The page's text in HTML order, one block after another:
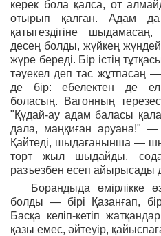
керек бола қалса, от
отырып қалған. Адам
қатыгездігіне
десең болды, жүйкең жүндей
жүре береді. Бір істің
тәуекел деп тас жұтпасаң
де бір: ебелектен де
боласың. Вагонның
"Құдай-ау адам баласы
дала, маңқиған аруана!"
Қайтеді, шыдағанынша —
торт жыл шыдайды,
разъезбен есеп айырысады
Борандыда өмірлікке
болды — бірі Қазанғап,
Басқа келіп-кетіп
қазы емес, әйтеуір,